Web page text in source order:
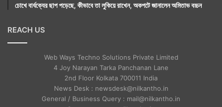
চোখে বার্ধক্যের ছাপ পড়েছে, কীভাবে তা লুকিয়ে রাখেন, অকপটে জানালেন অমিতাভ বচ্চন
REACH US
Web Ways Techno Solutions Private Limited
4 Joy Narayan Tarka Panchanan Lane
2nd Floor Kolkata 700011 India
News Desk : newsdesk@nilkantho.in
General / Business Query : mail@nilkantho.in